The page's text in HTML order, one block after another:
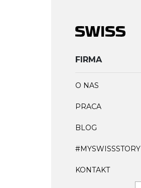
FIRMA
O NAS
PRACA
BLOG
#MYSWISSSTORY
KONTAKT